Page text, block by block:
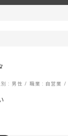
別 : 男性 職業 : 自営業